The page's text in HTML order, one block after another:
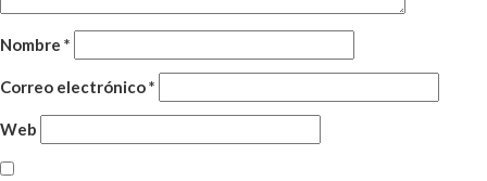
Nombre *
Correo electrónico*
Web